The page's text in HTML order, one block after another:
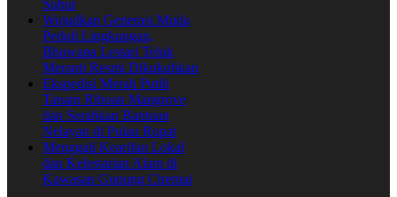
Subur
Wujudkan Generasi Muda
Peduli Lingkungan,
Bhuwana Lestari Teluk
Meranti Resmi Dikukuhkan
Ekspedisi Merah Putih
Tanam Ribuan Mangrove
dan Serahkan Bantuan
Nelayan di Pulau Rupat
Menggali Kearifan Lokal
dan Kelestarian Alam di
Kawasan Gunung Ciremai